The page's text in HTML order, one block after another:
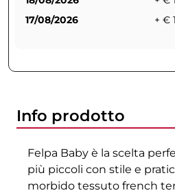
17/08/2026
+ €
Info prodotto
Felpa Baby è la scelta
più piccoli con stile e
morbido tessuto french